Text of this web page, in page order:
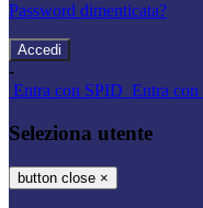
Password dimenticata?
-
Entra con SPID Entra con
Seleziona utente
button close ×